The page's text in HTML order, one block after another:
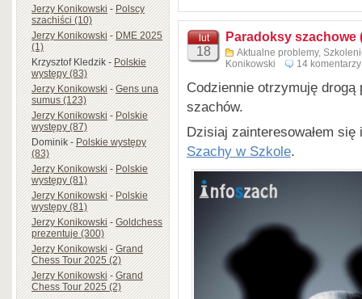
Jerzy Konikowski-Polscy
szachiści (10)
Jerzy Konikowski-DME 2025
(1)
Krzysztof Kledzik-Polskie
występy (83)
Jerzy Konikowski-Gens una
sumus (123)
Jerzy Konikowski-Polskie
występy (87)
Dominik-Polskie występy
(83)
Jerzy Konikowski-Polskie
występy (81)
Jerzy Konikowski-Polskie
występy (81)
Jerzy Konikowski-Goldchess
prezentuje (300)
Jerzy Konikowski-Grand
Chess Tour 2025 (2)
Jerzy Konikowski-Grand
Chess Tour 2025 (2)
czyli debiut jest
Tymczasem w Polsce
Capablanki. Dlatego przez
dynamiczny rozwój
był, co wskazują sukcesy
Jeszcze na sesji
1999 r. dowiedziałem się,
„Studiuj końcówki, a w
Przez wiele lat początkowa
Ale bądźmy optymistami.
którzy już preferują postęp.
(autorzy Ireneusz Gawle i
I ku diagnozie auto stawiania
Sam dopowiada na swe
Gardło nie boli ? – Nie boli
Trudno oddycham ? – Nie,
Czy się dziś smarkam ? –
Człek ma optymizm pełen
Bo nie zaginął ni węch, ni
Uf ! Zatem w pełni objawów
Gdy nie posiadasz żadnego
Że masz KORONĘ
lut
18
Paradoksy szachowe
Aktualne problemy,
Konikowski
14 komentarzy
Codziennie otrzymuję
szachów.
Dzisiaj zainteresowałem
Szachy w Szkole.